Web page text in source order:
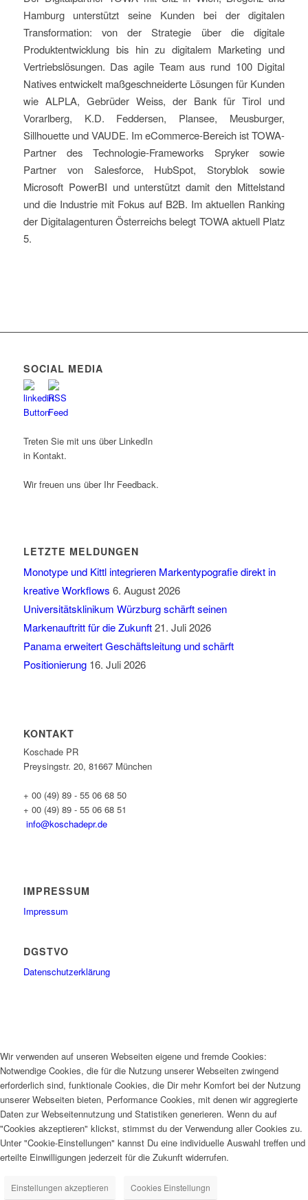
Hamburg unterstützt seine Kunden bei der digitalen
Transformation: von der Strategie über die digitale
Produktentwicklung bis hin zu digitalem Marketing und
Vertriebslösungen. Das agile Team aus rund 100 Digital
Natives entwickelt maßgeschneiderte Lösungen für Kunden
wie ALPLA, Gebrüder Weiss, der Bank für Tirol und
Vorarlberg, K.D. Feddersen, Plansee, Meusburger,
Sillhouette und VAUDE. Im eCommerce-Bereich ist TOWA-
Partner des Technologie-Frameworks Spryker sowie
Partner von Salesforce, HubSpot, Storyblok sowie
Microsoft PowerBI und unterstützt damit den Mittelstand
und die Industrie mit Fokus auf B2B. Im aktuellen Ranking
der Digitalagenturen Österreichs belegt TOWA aktuell Platz
5.
SOCIAL MEDIA
Treten Sie mit uns über LinkedIn
in Kontakt.
Wir freuen uns über Ihr Feedback.
LETZTE MELDUNGEN
Monotype und Kittl integrieren Markentypografie direkt in
kreative Workflows 6. August 2026
Universitätsklinikum Würzburg schärft seinen
Markenauftritt für die Zukunft 21. Juli 2026
Panama erweitert Geschäftsleitung und schärft
Positionierung 16. Juli 2026
KONTAKT
Koschade PR
Preysingstr. 20, 81667 München
+ 00 (49) 89 - 55 06 68 50
+ 00 (49) 89 - 55 06 68 51
info@koschadepr.de
IMPRESSUM
Impressum
DGSTVO
Datenschutzerklärung
Wir verwenden auf unseren Webseiten eigene und fremde Cookies:
Notwendige Cookies, die für die Nutzung unserer Webseiten zwingend
erforderlich sind, funktionale Cookies, die Dir mehr Komfort bei der Nutzung
unserer Webseiten bieten, Performance Cookies, mit denen wir aggregierte
Daten zur Webseitennutzung und Statistiken generieren. Wenn du auf
"Cookies akzeptieren" klickst, stimmst du der Verwendung aller Cookies zu.
Unter "Cookie-Einstellungen" kannst Du eine individuelle Auswahl treffen und
erteilte Einwilligungen jederzeit für die Zukunft widerrufen.
Einstellungen akzeptieren Cookies Einstellungn